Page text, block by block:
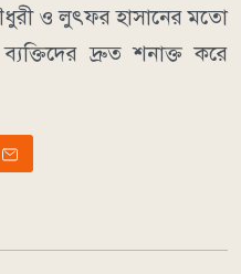
ও লুৎফর হাসানের মতো
দ্রুত শনাক্ত করে